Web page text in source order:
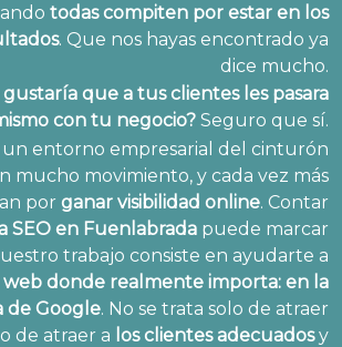
todas compiten por estar en los
. Que nos hayas encontrado ya
dice mucho.
gustaría que a tus clientes les pasara
con tu negocio? Seguro que sí.
un entorno empresarial del cinturón
mucho movimiento, y cada vez más
por ganar visibilidad online. Contar
SEO en Fuenlabrada puede marcar
trabajo consiste en ayudarte a
web donde realmente importa: en la
de Google. No se trata solo de atraer
de atraer a los clientes adecuadosy